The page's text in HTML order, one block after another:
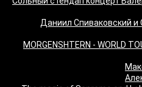
"Даниил Спиваковский
MORGENSHTERN - WORLD